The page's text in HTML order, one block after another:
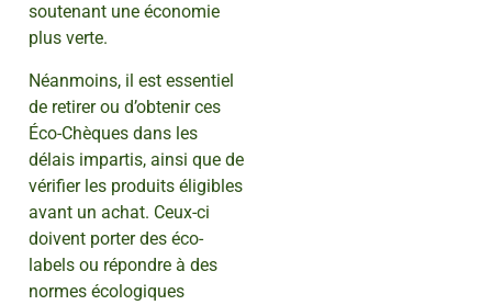
soutenant une économie
plus verte.
Néanmoins, il est essentiel
de retirer ou d’obtenir ces
Éco-Chèques dans les
délais impartis, ainsi que de
vérifier les produits éligibles
avant un achat. Ceux-ci
doivent porter des éco-
labels ou répondre à des
normes écologiques